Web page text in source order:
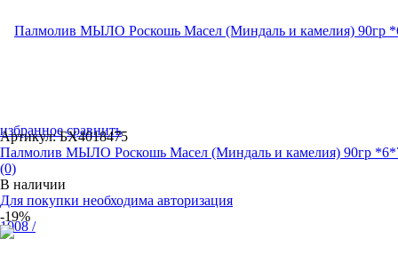
избранное сравнить
Артикул: БХ4018475
Палмолив МЫЛО Роскошь Масел (Миндаль и камелия) 90гр
(0)
В наличии
Для покупки необходима авторизация
-19%